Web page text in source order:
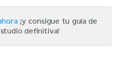
¡y consigue tu guía de
definitiva!